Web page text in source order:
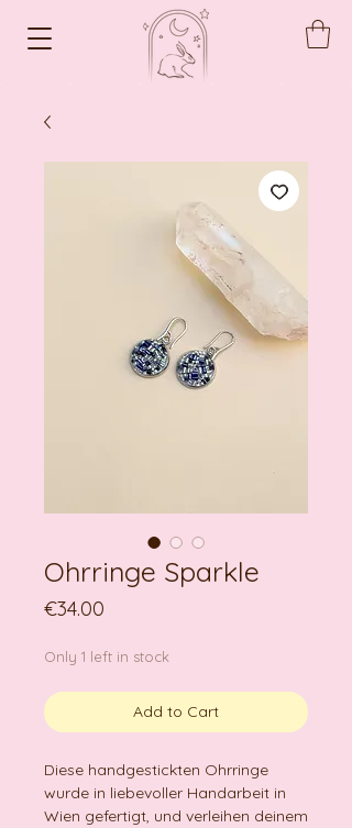
Ohrringe Sparkle
€34.00
Only 1 left in stock
Add to Cart
Diese handgestickten Ohrringe
wurde in liebevoller Handarbeit in
Wien gefertigt, und verleihen deinem